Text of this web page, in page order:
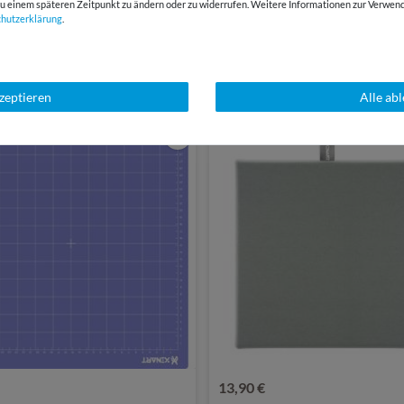
E-Mail Kundenservice
Antwort in 24h
Über 98% positive
13,90 €
einem späteren Zeitpunkt zu ändern oder zu widerrufen. Weitere Informationen zur
Alle